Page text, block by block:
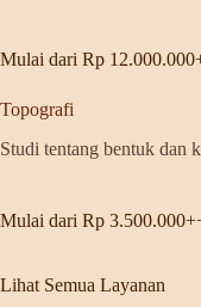
Mulai dari Rp
Topografi
Studi tentang bentuk dan
Mulai dari Rp
Lihat Semua Layanan